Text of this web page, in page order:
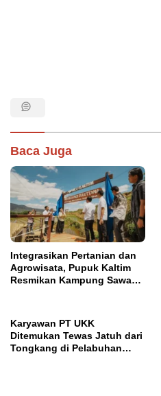
Baca Juga
Integrasikan Pertanian dan
Agrowisata, Pupuk Kaltim
Resmikan Kampung Sawah
Karyawan PT UKK
Ditemukan Tewas Jatuh dari
Tongkang di Pelabuhan